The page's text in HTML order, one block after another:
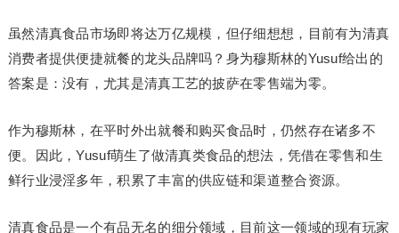
虽然清真食品市场即将达万亿规模，但仔细想想，目前有为清真
消费者提供便捷就餐的龙头品牌吗？身为穆斯林的Yusuf给出的
答案是：没有，尤其是清真工艺的披萨在零售端为零。
作为穆斯林，在平时外出就餐和购买食品时，仍然存在诸多不
便。因此，Yusuf萌生了做清真类食品的想法，凭借在零售和生
鲜行业浸淫多年，积累了丰富的供应链和渠道整合资源。
清真食品是一个有品无名的细分领域，目前这一领域的现有玩家